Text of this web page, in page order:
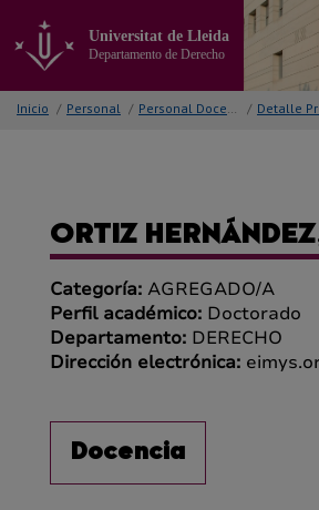
contenido
principal
Universitat de Lleida
Departamento de Derecho
Inicio / Personal / Personal Docente / Detalle